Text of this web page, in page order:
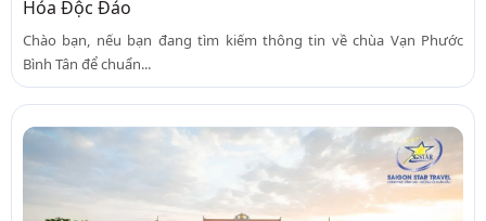
Hóa Độc Đáo
Chào bạn, nếu bạn đang tìm kiếm thông tin về chùa Vạn Phước
Bình Tân để chuẩn...